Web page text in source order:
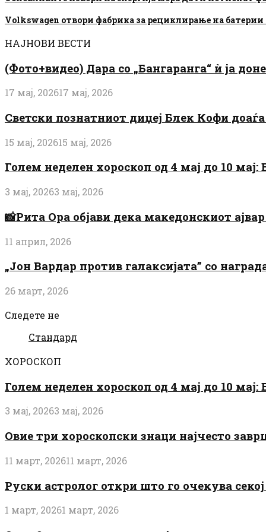
Volkswagen отвори фабрика за рециклирање на
НАЈНОВИ ВЕСТИ
(Фото+видео) Дара со „Бангаранга“ ѝ ја
17 мај, 202617 мај, 2026
Светски познатниот диџеј Блек Кофи доаѓа
15 мај, 202615 мај, 2026
Голем неделен хороскоп од 4 мај до 10
3 мај, 20263 мај, 2026
📸Рита Ора објави дека македонскиот
11 април, 2026
„Јон Вардар против галаксијата” со
26 март, 2026
Следете не
Стандард
ХОРОСКОП
Голем неделен хороскоп од 4 мај до 10
3 мај, 20263 мај, 2026
Овие три хороскопски знаци најчесто
11 март, 202611 март, 2026
Руски астролог откри што го очекува
1 март, 20261 март, 2026